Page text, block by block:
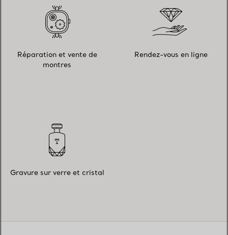
Réparation et vente de
montres
Rendez-vous en ligne
Gravure sur verre et cristal